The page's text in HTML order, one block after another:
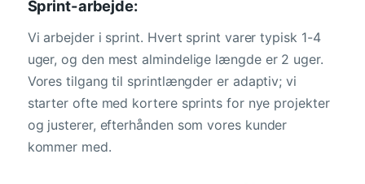
Sprint-arbejde:
Vi arbejder i sprint. Hvert sprint varer typisk 1-4
uger, og den mest almindelige længde er 2 uger.
Vores tilgang til sprintlængder er adaptiv; vi
starter ofte med kortere sprints for nye projekter
og justerer, efterhånden som vores kunder
kommer med.